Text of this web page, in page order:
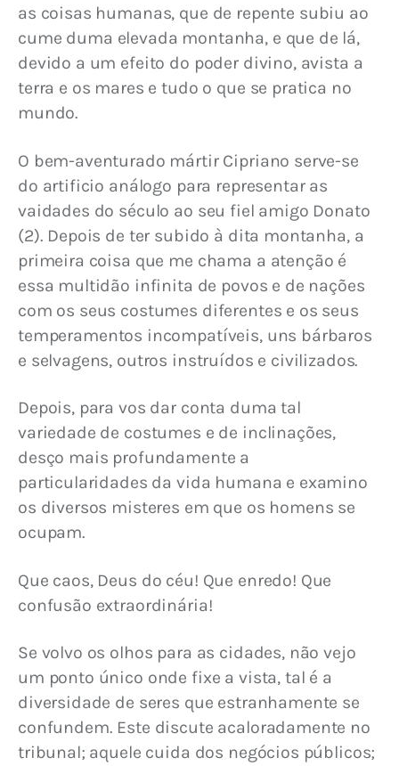
as coisas humanas, que de repente subiu ao
cume duma elevada montanha, e que de lá,
devido a um efeito do poder divino, avista a
terra e os mares e tudo o que se pratica no
mundo.
O bem-aventurado mártir Cipriano serve-se
do artificio análogo para representar as
vaidades do século ao seu fiel amigo Donato
(2). Depois de ter subido à dita montanha, a
primeira coisa que me chama a atenção é
essa multidão infinita de povos e de nações
com os seus costumes diferentes e os seus
temperamentos incompatíveis, uns bárbaros
e selvagens, outros instruídos e civilizados.
Depois, para vos dar conta duma tal
variedade de costumes e de inclinações,
desço mais profundamente a
particularidades da vida humana e examino
os diversos misteres em que os homens se
ocupam.
Que caos, Deus do céu! Que enredo! Que
confusão extraordinária!
Se volvo os olhos para as cidades, não vejo
um ponto único onde fixe a vista, tal é a
diversidade de seres que estranhamente se
confundem. Este discute acaloradamente no
tribunal; aquele cuida dos negócios públicos;